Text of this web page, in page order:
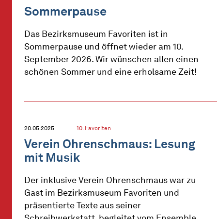
Sommerpause
Das Bezirksmuseum Favoriten ist in
Sommerpause und öffnet wieder am 10.
September 2026. Wir wünschen allen einen
schönen Sommer und eine erholsame Zeit!
20.05.2025 10. Favoriten
Verein Ohrenschmaus: Lesung
mit Musik
Der inklusive Verein Ohrenschmaus war zu
Gast im Bezirksmuseum Favoriten und
präsentierte Texte aus seiner